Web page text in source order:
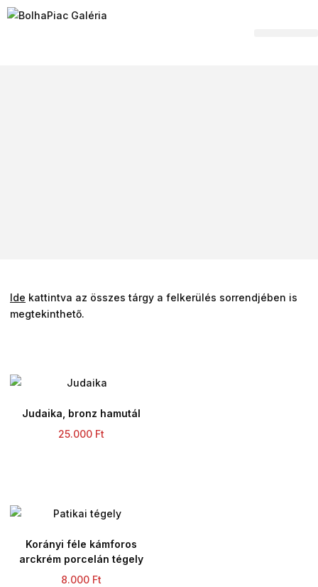
Ide kattintva az összes tárgy a felkerülés sorrendjében is
megtekinthető.
Judaika, bronz hamutál
25.000 Ft
Korányi féle kámforos
arckrém porcelán tégely
8.000 Ft